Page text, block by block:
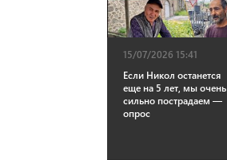
15/07/2026 15:41
Если Никол останется
еще на 5 лет, мы очень
сильно пострадаем —
опрос